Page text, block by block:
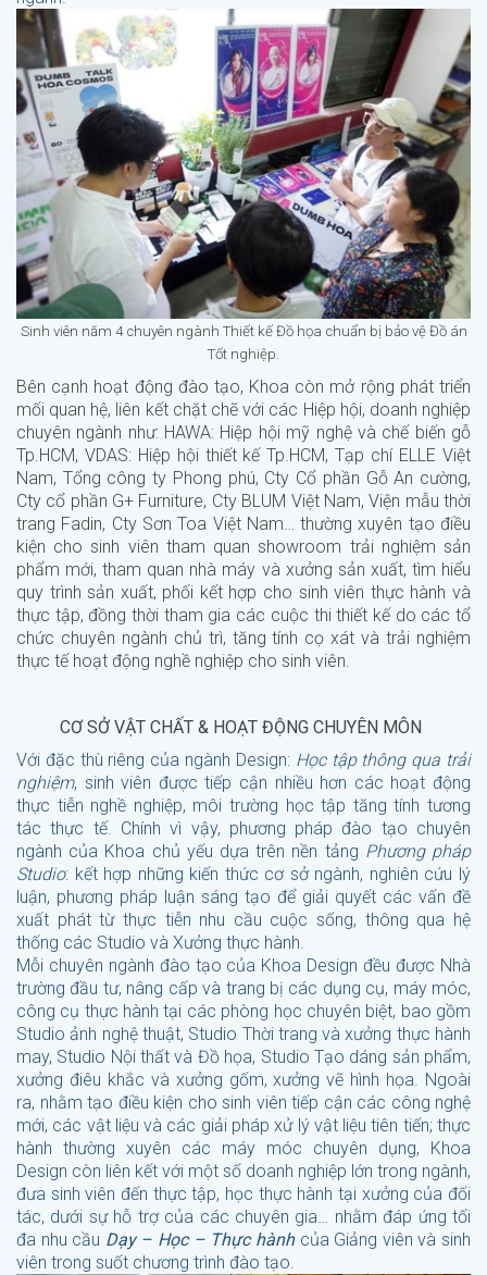
Sinh viên năm 4 chuyên ngành Thiết kế Đồ họa chuẩn bị bảo vệ Đồ án
Tốt nghiệp.
Bên cạnh hoạt động đào tạo, Khoa còn mở rộng phát triển
mối quan hệ, liên kết chặt chẽ với các Hiệp hội, doanh nghiệp
chuyên ngành như: HAWA: Hiệp hội mỹ nghệ và chế biến gỗ
Tp.HCM, VDAS: Hiệp hội thiết kế Tp.HCM, Tạp chí ELLE Việt
Nam, Tổng công ty Phong phú, Cty Cổ phần Gỗ An cường,
Cty cổ phần G+ Furniture, Cty BLUM Việt Nam, Viện mẫu thời
trang Fadin, Cty Sơn Toa Việt Nam… thường xuyên tạo điều
kiện cho sinh viên tham quan showroom trải nghiệm sản
phẩm mới, tham quan nhà máy và xưởng sản xuất, tìm hiểu
quy trình sản xuất, phối kết hợp cho sinh viên thực hành và
thực tập, đồng thời tham gia các cuộc thi thiết kế do các tổ
chức chuyên ngành chủ trì, tăng tính cọ xát và trải nghiệm
thực tế hoạt động nghề nghiệp cho sinh viên.
CƠ SỞ VẬT CHẤT & HOẠT ĐỘNG CHUYÊN MÔN
Với đặc thù riêng của ngành Design: Học tập thông qua trải
nghiệm, sinh viên được tiếp cận nhiều hơn các hoạt động
thực tiễn nghề nghiệp, môi trường học tập tăng tính tương
tác thực tế. Chính vì vậy, phương pháp đào tạo chuyên
ngành của Khoa chủ yếu dựa trên nền tảng Phương pháp
Studio: kết hợp những kiến thức cơ sở ngành, nghiên cứu lý
luận, phương pháp luận sáng tạo để giải quyết các vấn đề
xuất phát từ thực tiễn nhu cầu cuộc sống, thông qua hệ
thống các Studio và Xưởng thực hành.
Mỗi chuyên ngành đào tạo của Khoa Design đều được Nhà
trường đầu tư, nâng cấp và trang bị các dụng cụ, máy móc,
công cụ thực hành tại các phòng học chuyên biệt, bao gồm
Studio ảnh nghệ thuật, Studio Thời trang và xưởng thực hành
may, Studio Nội thất và Đồ họa, Studio Tạo dáng sản phẩm,
xưởng điêu khắc và xưởng gốm, xưởng vẽ hình họa. Ngoài
ra, nhằm tạo điều kiện cho sinh viên tiếp cận các công nghệ
mới, các vật liệu và các giải pháp xử lý vật liệu tiên tiến; thực
hành thường xuyên các máy móc chuyên dụng, Khoa
Design còn liên kết với một số doanh nghiệp lớn trong ngành,
đưa sinh viên đến thực tập, học thực hành tại xưởng của đối
tác, dưới sự hỗ trợ của các chuyên gia… nhằm đáp ứng tối
đa nhu cầu Dạy – Học – Thực hànhcủa Giảng viên và sinh
viên trong suốt chương trình đào tạo.